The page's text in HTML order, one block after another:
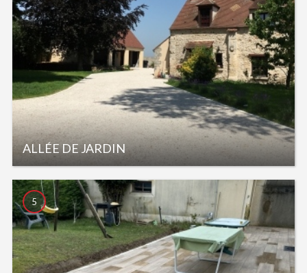
ALLÉE DE JARDIN
5